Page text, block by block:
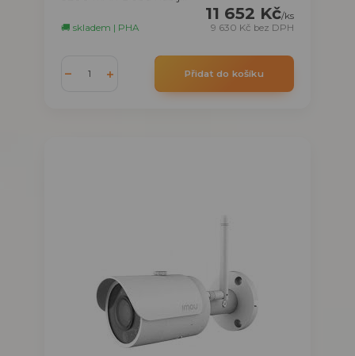
11 652 Kč/ks
9 630 Kč bez DPH
🚚 skladem | PHA
Přidat do košíku